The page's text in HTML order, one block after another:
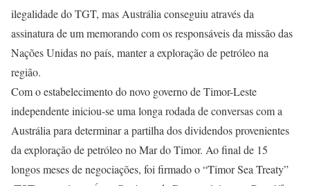
ilegalidade do TGT, mas Austrália conseguiu através da
assinatura de um memorando com os responsáveis da missão das
Nações Unidas no país, manter a exploração de petróleo na
região.
Com o estabelecimento do novo governo de Timor-Leste
independente iniciou-se uma longa rodada de conversas com a
Austrália para determinar a partilha dos dividendos provenientes
da exploração de petróleo no Mar do Timor. Ao final de 15
longos meses de negociações, foi firmado o “Timor Sea Treaty”